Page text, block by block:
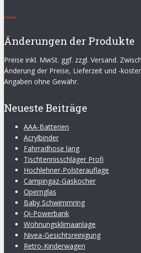
........
Änderungen der Produkte
Preise inkl. MwSt. ggf. zzgl. Versand.
Änderung der Preise, Lieferzeit und -
Angaben ohne Gewähr.
Neueste Beiträge
AAA-Batterien
Acrylbinder
Fahrradhose lang
Tischtennisschläger Profi
Hochlehner-Polsterauflage
Campingaz-Gaskocher
Opernglas
Baby Schwimmring
Qi-Powerbank
Wohnungsklimaanlage
Nivea-Gesichtsreinigung
Retro-Kinderwagen